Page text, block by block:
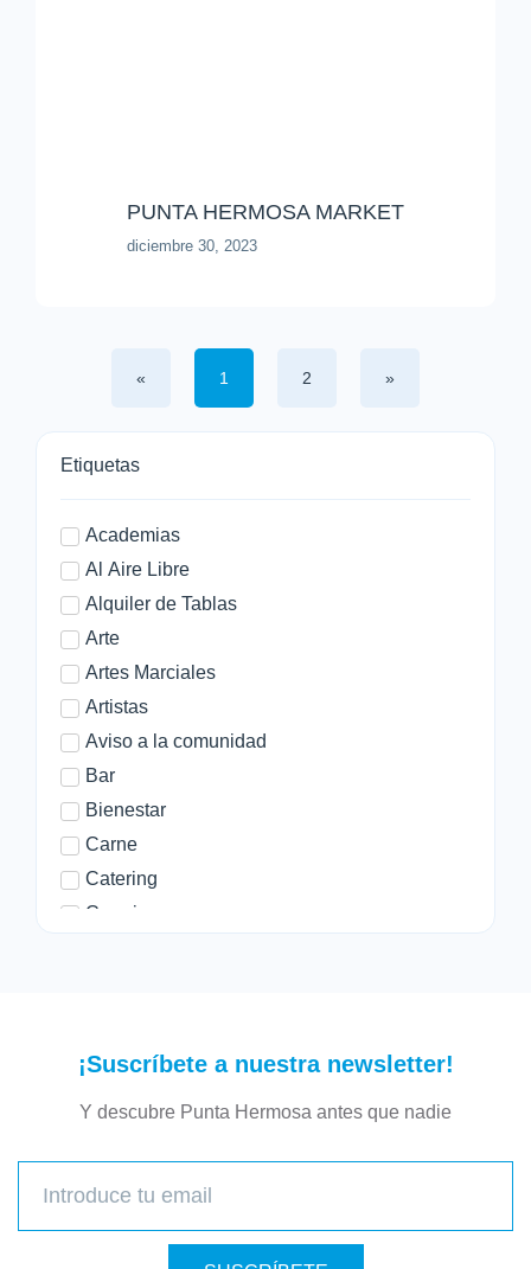
Etiquetas
Academias
Al Aire Libre
Alquiler de Tablas
Arte
Artes Marciales
Artistas
Aviso a la comunidad
Bar
Bienestar
Carne
Catering
Cerrajero
Educación
Evento
PUNTA HERMOSA MARKET
diciembre 30, 2023
« 1 2 »
¡Suscríbete a nuestra newsletter!
Y descubre Punta Hermosa antes que nadie